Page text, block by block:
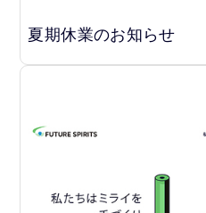
夏期休業のお知らせ